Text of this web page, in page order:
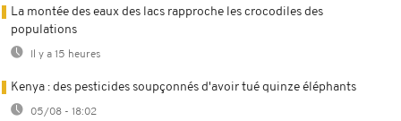
La montée des eaux des lacs rapproche les crocodiles des
populations
Il y a 15 heures
Kenya : des pesticides soupçonnés d'avoir tué quinze éléphants
05/08 - 18:02